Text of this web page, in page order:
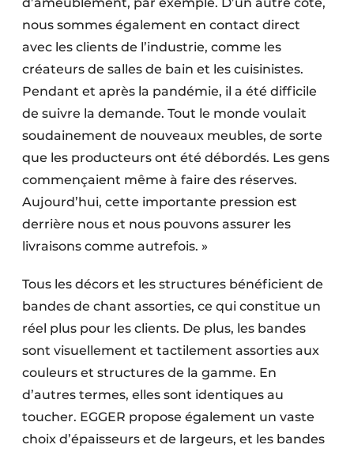
nous sommes également en contact direct
avec les clients de l’industrie, comme les
créateurs de salles de bain et les cuisinistes.
Pendant et après la pandémie, il a été difficile
de suivre la demande. Tout le monde voulait
soudainement de nouveaux meubles, de sorte
que les producteurs ont été débordés. Les gens
commençaient même à faire des réserves.
Aujourd’hui, cette importante pression est
derrière nous et nous pouvons assurer les
livraisons comme autrefois. »
Tous les décors et les structures bénéficient de
bandes de chant assorties, ce qui constitue un
réel plus pour les clients. De plus, les bandes
sont visuellement et tactilement assorties aux
couleurs et structures de la gamme. En
d’autres termes, elles sont identiques au
toucher. EGGER propose également un vaste
choix d’épaisseurs et de largeurs, et les bandes